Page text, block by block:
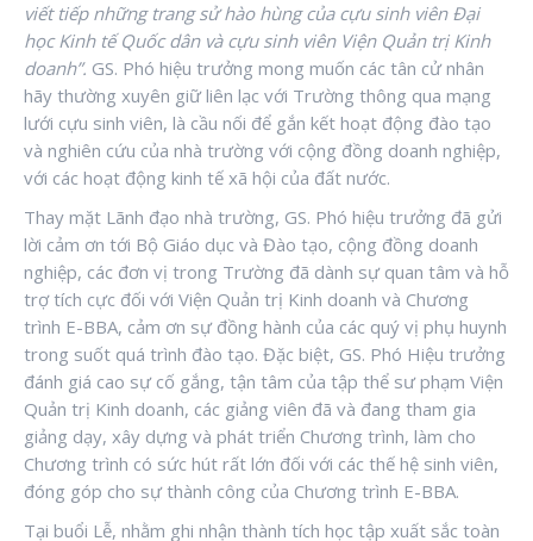
viết tiếp những trang sử hào hùng của cựu sinh viên Đại
học Kinh tế Quốc dân và cựu sinh viên Viện Quản trị Kinh
doanh”. GS. Phó hiệu trưởng mong muốn các tân cử nhân
hãy thường xuyên giữ liên lạc với Trường thông qua mạng
lưới cựu sinh viên, là cầu nối để gắn kết hoạt động đào tạo
và nghiên cứu của nhà trường với cộng đồng doanh nghiệp,
với các hoạt động kinh tế xã hội của đất nước.
Thay mặt Lãnh đạo nhà trường, GS. Phó hiệu trưởng đã gửi
lời cảm ơn tới Bộ Giáo dục và Đào tạo, cộng đồng doanh
nghiệp, các đơn vị trong Trường đã dành sự quan tâm và hỗ
trợ tích cực đối với Viện Quản trị Kinh doanh và Chương
trình E-BBA, cảm ơn sự đồng hành của các quý vị phụ huynh
trong suốt quá trình đào tạo. Đặc biệt, GS. Phó Hiệu trưởng
đánh giá cao sự cố gắng, tận tâm của tập thể sư phạm Viện
Quản trị Kinh doanh, các giảng viên đã và đang tham gia
giảng dạy, xây dựng và phát triển Chương trình, làm cho
Chương trình có sức hút rất lớn đối với các thế hệ sinh viên,
đóng góp cho sự thành công của Chương trình E-BBA.
Tại buổi Lễ, nhằm ghi nhận thành tích học tập xuất sắc toàn